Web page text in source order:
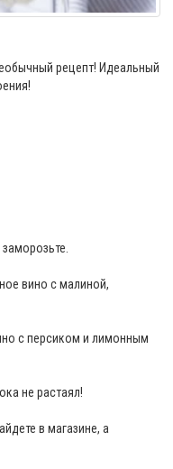
рецепт! Идеальный
вино с малиной,
с персиком и лимонным
не растаял!
в магазине, а